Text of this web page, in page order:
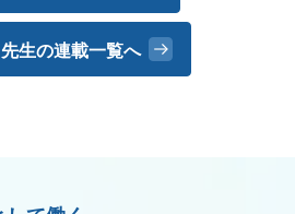
生の連載一覧へ